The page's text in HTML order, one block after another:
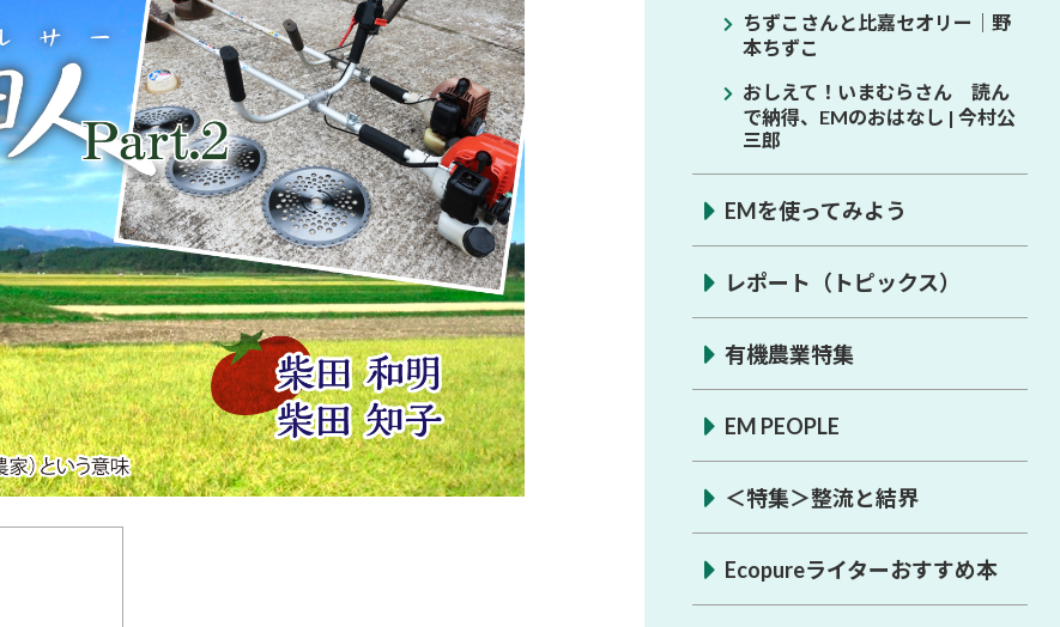
ちずこさんと比嘉セオリー│野
本ちずこ
おしえて！いまむらさん 読ん
で納得、EMのおはなし | 今村公
三郎
EMを使ってみよう
レポート（トピックス）
有機農業特集
EM PEOPLE
＜特集＞整流と結界
Ecopureライターおすすめ本